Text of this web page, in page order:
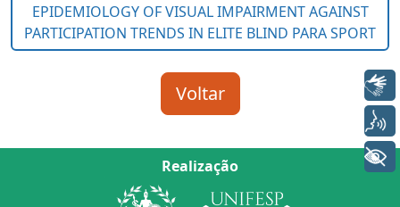
Realização